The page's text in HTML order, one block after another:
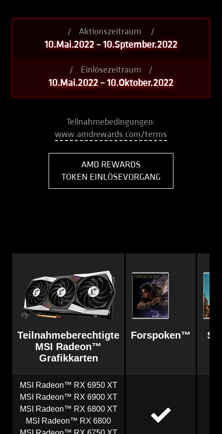
/ Aktionszeitraum /
10.Mai.2022 – 10.Sptember.2022
/ Einlösezeitraum /
10.Mai.2022 – 10.Oktober.2022
Teilnahmebedingungen:
www.amdrewards.com/terms
AMD REWARDS
TOKEN EINLÖSEVORGANG
Teilnahmeberechtigte
MSI Radeon™
Grafikkarten
Forspoken™
MSI Radeon™ RX 6950 XT
MSI Radeon™ RX 6900 XT
MSI Radeon™ RX 6800 XT
MSI Radeon™ RX 6800